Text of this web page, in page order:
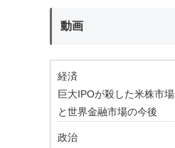
動画
経済
巨大IPOが殺した米株市場
と世界金融市場の今後
政治